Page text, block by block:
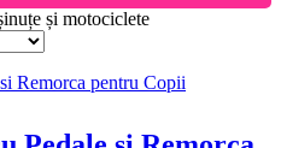
și motociclete